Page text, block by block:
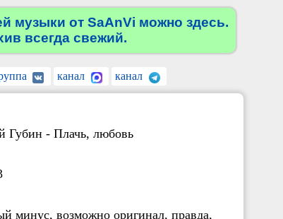
музыки от SaAnVi можно здесь.
всегда свежий.
канал канал
Губин - Плачь, любовь
минус, возможно оригинал, правда,